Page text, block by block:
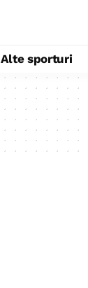
Alte sporturi